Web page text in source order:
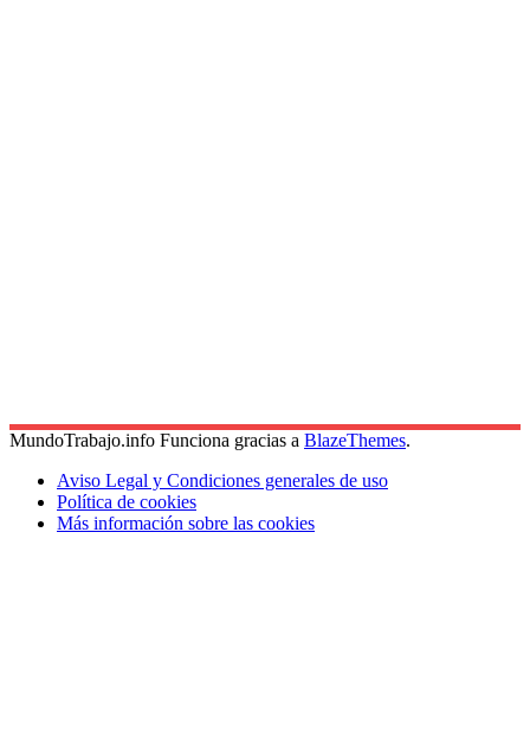
MundoTrabajo.info Funciona gracias a BlazeThemes.
Aviso Legal y Condiciones generales de uso
Política de cookies
Más información sobre las cookies